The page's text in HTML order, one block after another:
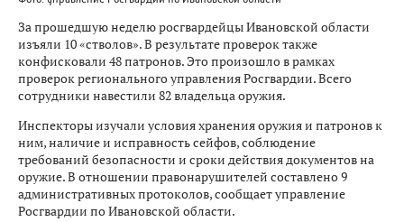
За прошедшую неделю росгвардейцы Ивановской области
изъяли 10 «стволов». В результате проверок также
конфисковали 48 патронов. Это произошло в рамках
проверок регионального управления Росгвардии. Всего
сотрудники навестили 82 владельца оружия.
Инспекторы изучали условия хранения оружия и патронов к
ним, наличие и исправность сейфов, соблюдение
требований безопасности и сроки действия документов на
оружие. В отношении правонарушителей составлено 9
административных протоколов, сообщает управление
Росгвардии по Ивановской области.